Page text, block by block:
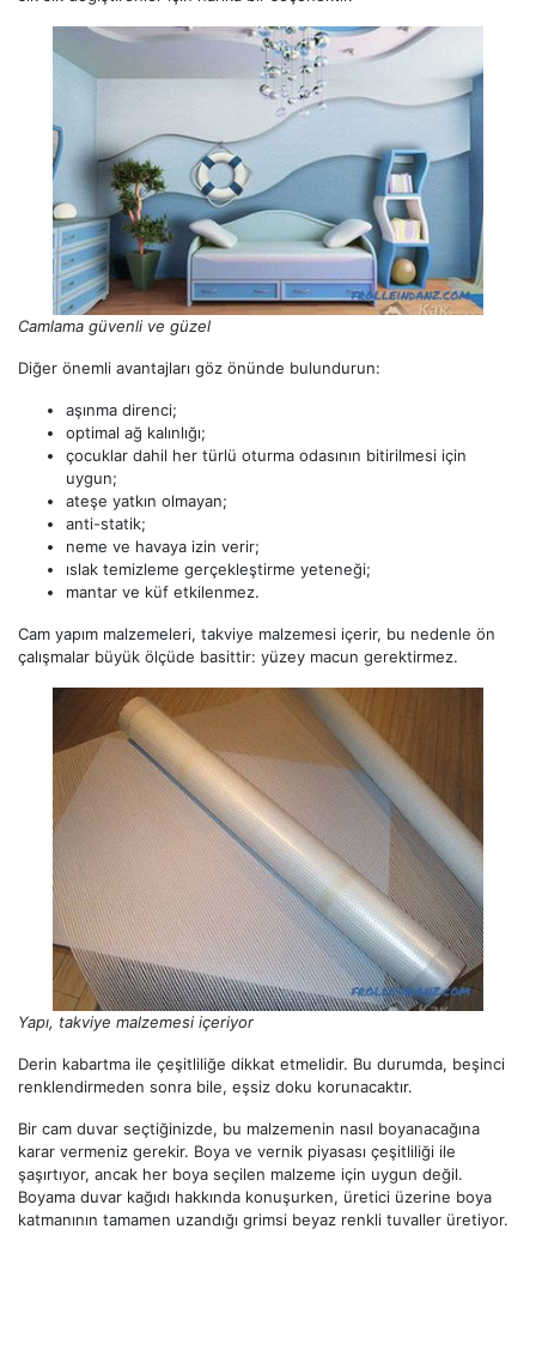
Camlama güvenli ve güzel
Diğer önemli avantajları göz önünde bulundurun:
aşınma direnci;
optimal ağ kalınlığı;
çocuklar dahil her türlü oturma odasının bitirilmesi için
uygun;
ateşe yatkın olmayan;
anti-statik;
neme ve havaya izin verir;
ıslak temizleme gerçekleştirme yeteneği;
mantar ve küf etkilenmez.
Cam yapım malzemeleri, takviye malzemesi içerir, bu nedenle ön
çalışmalar büyük ölçüde basittir: yüzey macun gerektirmez.
Yapı, takviye malzemesi içeriyor
Derin kabartma ile çeşitliliğe dikkat etmelidir. Bu durumda, beşinci
renklendirmeden sonra bile, eşsiz doku korunacaktır.
Bir cam duvar seçtiğinizde, bu malzemenin nasıl boyanacağına
karar vermeniz gerekir. Boya ve vernik piyasası çeşitliliği ile
şaşırtıyor, ancak her boya seçilen malzeme için uygun değil.
Boyama duvar kağıdı hakkında konuşurken, üretici üzerine boya
katmanının tamamen uzandığı grimsi beyaz renkli tuvaller üretiyor.